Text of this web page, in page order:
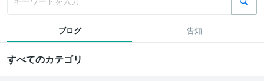
ブログ 告知
すべてのカテゴリ